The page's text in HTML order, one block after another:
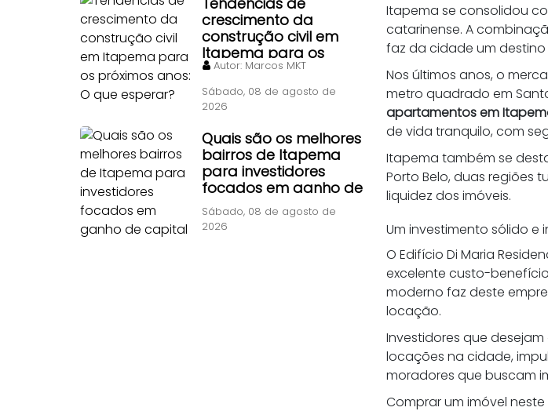
crescimento da
construção civil em
Itapema para os
próximos anos: O que
esperar?
Autor: Marcos MKT
Sábado, 08 de agosto de
2026
Quais são os melhores
bairros de Itapema
para investidores
focados em ganho de
capital rápido?
Sábado, 08 de agosto de
2026
Itapema se consolidou
catarinense. A
faz da cidade um
Nos últimos anos, o
metro quadrado em
apartamentos em
de vida tranquilo, com
Itapema também se
Porto Belo, duas regiões
liquidez dos imóveis.
Um investimento sólido e
O Edifício Di Maria
excelente custo-
moderno faz deste
locação.
Investidores que
locações na cidade,
moradores que buscam
Comprar um imóvel